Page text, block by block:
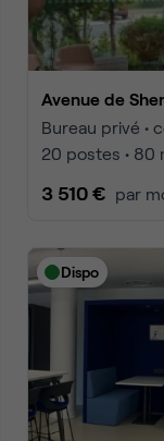
Avenue de
Bureau privé •
20 postes • 80
3 510 € par
Dispo